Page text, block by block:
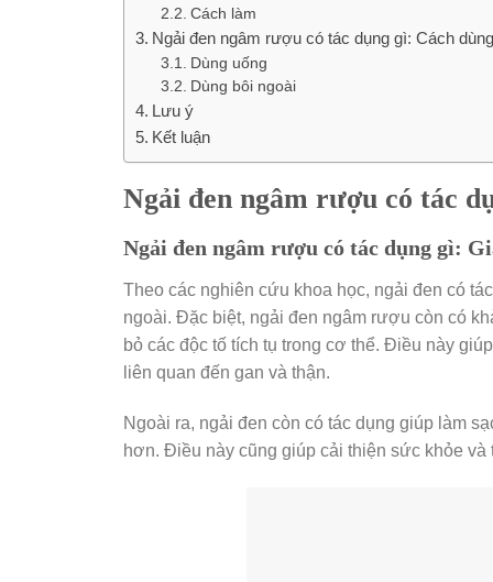
Cách làm
Ngải đen ngâm rượu có tác dụng gì: Cách
Dùng uống
Dùng bôi ngoài
Lưu ý
Kết luận
Ngải đen ngâm rượu có tác
Ngải đen ngâm rượu có tác dụng gì:
Theo các nghiên cứu khoa học, ngải đen có
ngoài. Đặc biệt, ngải đen ngâm rượu còn có
bỏ các độc tố tích tụ trong cơ thể. Điều này
liên quan đến gan và thận.
Ngoài ra, ngải đen còn có tác dụng giúp làm
hơn. Điều này cũng giúp cải thiện sức khỏe